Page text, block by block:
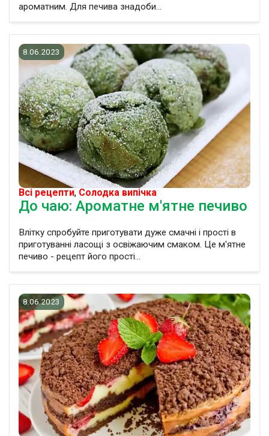
ароматним. Для печива знадоби...
8.06.2023
Всі рецепти, Солодка випічка
До чаю: Ароматне м'ятне печиво
Влітку спробуйте приготувати дуже смачні і прості в
приготуванні ласощі з освіжаючим смаком. Це м'ятне
печиво - рецепт його прості...
8.06.2023